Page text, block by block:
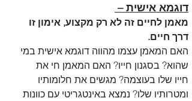
דוגמא אישית –
מאמן לחיים זה לא רק מקצוע, אימון זו
דרך חיים.
האם המאמן עצמו מהווה דוגמא אישית במי
שהוא? בסגנון חייו? האם המאמן חי את
חייו שלו בעוצמה? מגשים את חלומותיו
ומטרותיו שלו? נמצא באינטגריטי עם כוונות